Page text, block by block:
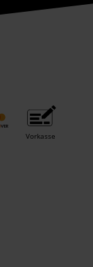
Vorkasse